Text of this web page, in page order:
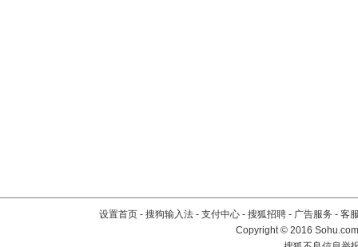
设置首页 - 搜狗输入法 - 支付中心 - 搜狐招聘 - 广告服务 - 客
Copyright©2016